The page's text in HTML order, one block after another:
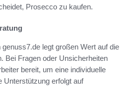
Prosecco zu kaufen.
genuss7.de legt großen Wert auf die
Bei Fragen oder Unsicherheiten
bereit, um eine individuelle
Unterstützung erfolgt auf